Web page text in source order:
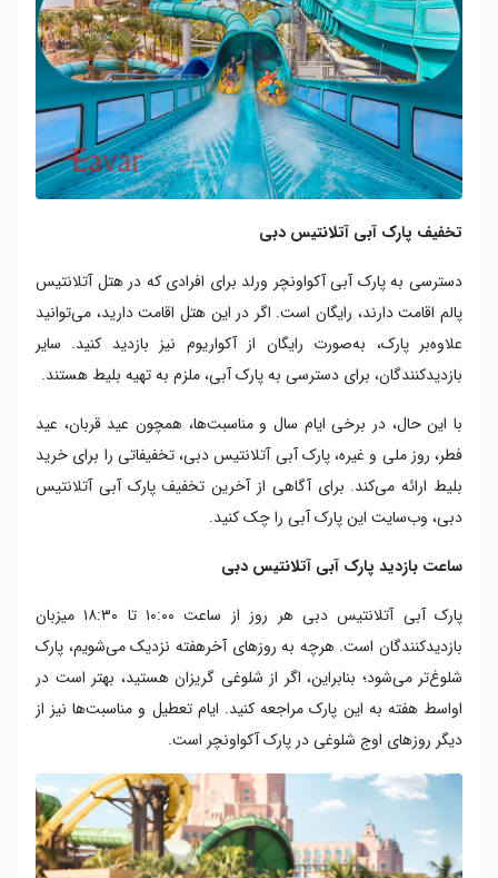
تخفیف پارک آبی آتلانتیس دبی
دسترسی به پارک آبی آکواونچر ورلد برای افرادی که در هتل آتلانتیس
پالم اقامت دارند، رایگان است. اگر در این هتل اقامت دارید، می‌توانید
علاوه‌بر پارک، به‌صورت رایگان از آکواریوم نیز بازدید کنید. سایر
بازدیدکنندگان، برای دسترسی به پارک آبی، ملزم به تهیه بلیط هستند.
با این حال، در برخی ایام سال و مناسبت‌ها، همچون عید قربان، عید
فطر، روز ملی و غیره، پارک آبی آتلانتیس دبی، تخفیفاتی را برای خرید
بلیط ارائه می‌کند. برای آگاهی از آخرین تخفیف پارک آبی آتلانتیس
دبی، وب‌سایت این پارک آبی را چک کنید.
ساعت بازدید پارک آبی آتلانتیس دبی
پارک آبی آتلانتیس دبی هر روز از ساعت ۱۰:۰۰ تا ۱۸:۳۰ میزبان
بازدیدکنندگان است. هرچه به روزهای آخرهفته نزدیک می‌شویم، پارک
شلوغ‌تر می‌شود؛ بنابراین، اگر از شلوغی گریزان هستید، بهتر است در
اواسط هفته به این پارک مراجعه کنید. ایام تعطیل و مناسبت‌ها نیز از
دیگر روزهای اوج شلوغی در پارک آکواونچر است.